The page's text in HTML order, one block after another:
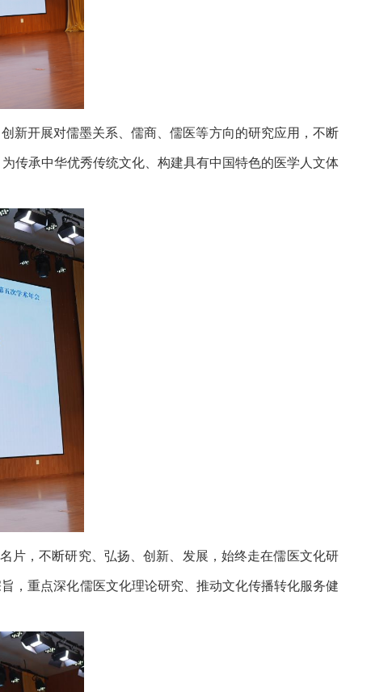
新开展对儒墨关系、儒商、儒医等方向的研究应用，不断
传承中华优秀传统文化、构建具有中国特色的医学人文体
片，不断研究、弘扬、创新、发展，始终走在儒医文化研
，重点深化儒医文化理论研究、推动文化传播转化服务健